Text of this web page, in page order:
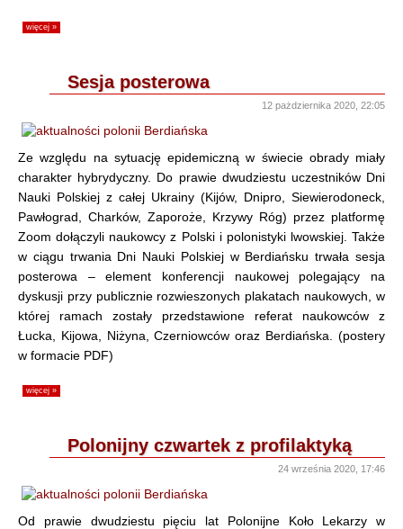
więcej »
Sesja posterowa
12 pażdziernika 2020, 22:05
Ze względu na sytuację epidemiczną w świecie obrady miały
charakter hybrydyczny. Do prawie dwudziestu uczestników Dni
Nauki Polskiej z całej Ukrainy (Kijów, Dnipro, Siewierodoneck,
Pawłograd, Charków, Zaporoże, Krzywy Róg) przez platformę
Zoom dołączyli naukowcy z Polski i polonistyki lwowskiej. Także
w ciągu trwania Dni Nauki Polskiej w Berdiańsku trwała sesja
posterowa – element konferencji naukowej polegający na
dyskusji przy publicznie rozwieszonych plakatach naukowych, w
której ramach zostały przedstawione referat naukowców z
Łucka, Kijowa, Niżyna, Czerniowców oraz Berdiańska. (postery
w formacie PDF)
więcej »
Polonijny czwartek z profilaktyką
24 września 2020, 17:46
Od prawie dwudziestu pięciu lat Polonijne Koło Lekarzy w